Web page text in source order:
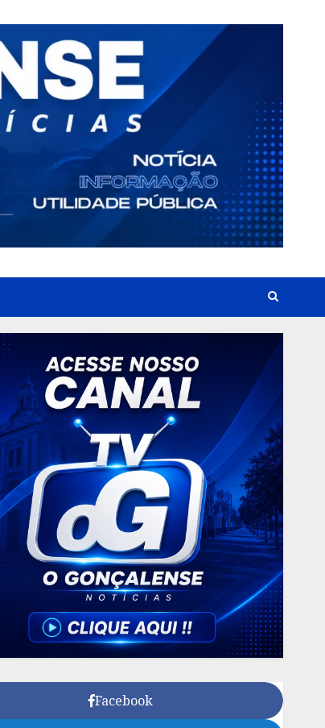
Facebook